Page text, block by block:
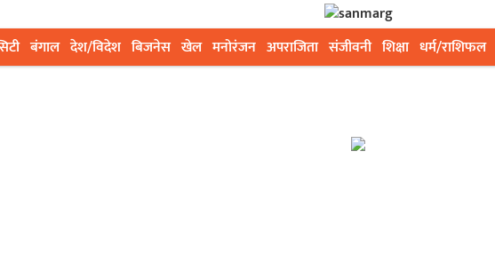
बंगाल देश/विदेश बिजनेस खेल मनोरंजन अपराजिता संजीवनी शिक्षा धर्म/राशिफल